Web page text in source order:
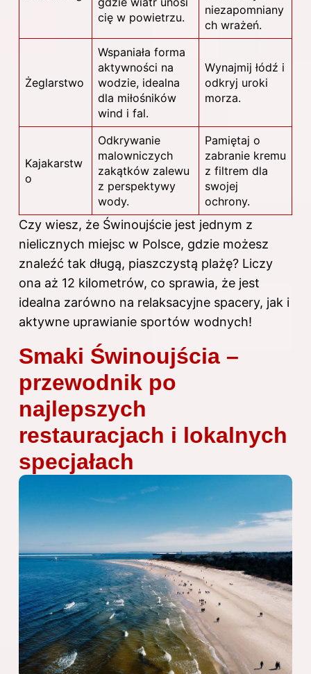
cię w powietrzu.
niezapomniany
ch wrażeń.
Żeglarstwo
Wspaniała forma
aktywności na
wodzie, idealna
dla miłośników
wind i fal.
Wynajmij łódź i
odkryj uroki
morza.
Kajakarstw
o
Odkrywanie
malowniczych
zakątków zalewu
z perspektywy
wody.
Pamiętaj o
zabranie kremu
z filtrem dla
swojej
ochrony.
Czy wiesz, że Świnoujście jest jednym z
nielicznych miejsc w Polsce, gdzie możesz
znaleźć tak długą, piaszczystą plażę? Liczy
ona aż 12 kilometrów, co sprawia, że jest
idealna zarówno na relaksacyjne spacery, jak i
aktywne uprawianie sportów wodnych!
Smaki Świnoujścia –
przewodnik po
najlepszych
restauracjach i lokalnych
specjałach